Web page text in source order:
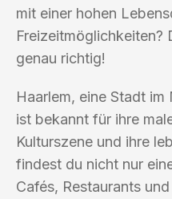
mit einer hohen
Freizeitmöglichkeiten?
genau richtig!
Haarlem, eine Stadt im
ist bekannt für ihre
Kulturszene und ihre
findest du nicht nur
Cafés, Restaurants